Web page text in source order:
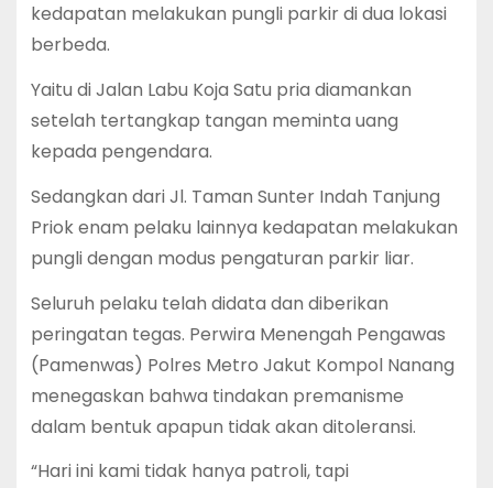
kedapatan melakukan pungli parkir di dua lokasi
berbeda.
‎‎Yaitu di Jalan Labu Koja Satu pria diamankan
setelah tertangkap tangan meminta uang
kepada pengendara.
‎‎Sedangkan dari Jl. Taman Sunter Indah Tanjung
Priok enam pelaku lainnya kedapatan melakukan
pungli dengan modus pengaturan parkir liar.‎‎
Seluruh pelaku telah didata dan diberikan
peringatan tegas. Perwira Menengah Pengawas
(Pamenwas) Polres Metro Jakut Kompol Nanang
menegaskan bahwa tindakan premanisme
dalam bentuk apapun tidak akan ditoleransi.
‎‎“Hari ini kami tidak hanya patroli, tapi